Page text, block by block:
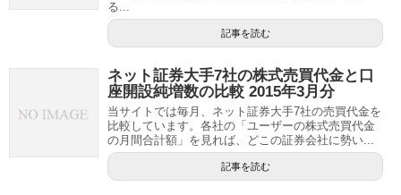
る...
記事を読む
ネット証券大手7社の株式売買代金と口
座開設純増数の比較 2015年3月分
当サイトでは毎月、ネット証券大手7社の売買代金を
比較しています。各社の「ユーザーの株式売買代金
の月間合計額」を見れば、どこの証券会社に勢い...
記事を読む